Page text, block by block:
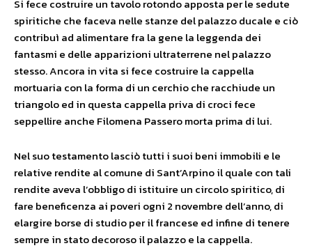
Si fece costruire un tavolo rotondo apposta per le sedute
spiritiche che faceva nelle stanze del palazzo ducale e ciò
contribuì ad alimentare fra la gene la leggenda dei
fantasmi e delle apparizioni ultraterrene nel palazzo
stesso. Ancora in vita si fece costruire la cappella
mortuaria con la forma di un cerchio che racchiude un
triangolo ed in questa cappella priva di croci fece
seppellire anche Filomena Passero morta prima di lui.
Nel suo testamento lasciò tutti i suoi beni immobili e le
relative rendite al comune di Sant’Arpino il quale con tali
rendite aveva l’obbligo di istituire un circolo spiritico, di
fare beneficenza ai poveri ogni 2 novembre dell’anno, di
elargire borse di studio per il francese ed infine di tenere
sempre in stato decoroso il palazzo e la cappella.